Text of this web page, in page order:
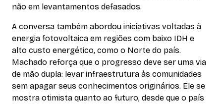
não em levantamentos defasados.
A conversa também abordou iniciativas voltadas à
energia fotovoltaica em regiões com baixo IDH e
alto custo energético, como o Norte do país.
Machado reforça que o progresso deve ser uma via
de mão dupla: levar infraestrutura às comunidades
sem apagar seus conhecimentos originários. Ele se
mostra otimista quanto ao futuro, desde que o país